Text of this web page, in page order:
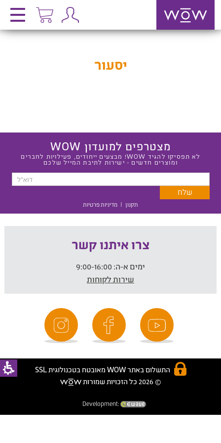
יסעור
מצטרפים למועדון WOW
לא תפסיקו להגיד WOW! מבצעים ייחודים, פעילויות לחברים
ומוצרים חדשים - ישירות לתיבת המייל שלכם
תקנון | מדיניות פרטיות
צרו איתנו קשר
ימים א-ה:
שירות לקוחות
התשלום באתר WOW מאובטח בטכנולוגית SSL
© 2026 כל הזכויות שמורות
Development: